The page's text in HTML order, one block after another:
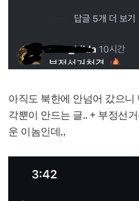
아직도 북한에 안넘어 갔으
각뿐이 안드는 글.. + 부정선
운 이놈인데,,